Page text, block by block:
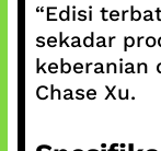
“Edisi
sekadar
keberanian
Chase Xu.